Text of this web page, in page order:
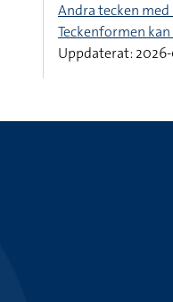
Andra tecken
Teckenformen
Uppdaterat: